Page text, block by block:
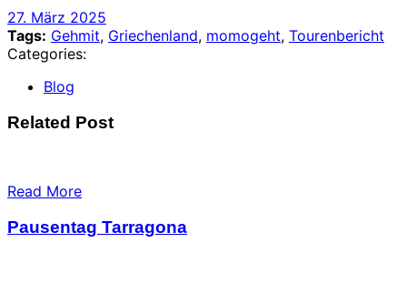
27. März 2025
März
Tags: Gehmit, Griechenland, momogeht, Tourenbericht
Categories:
Blog
Related Post
Read More
Pausentag Tarragona